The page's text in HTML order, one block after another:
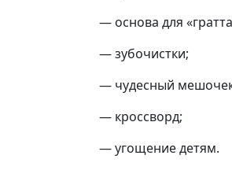
— основа для
— зубочистки;
— чудесный
— кроссворд;
— угощение детям.